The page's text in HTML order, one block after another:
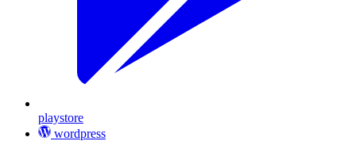
playstore
wordpress